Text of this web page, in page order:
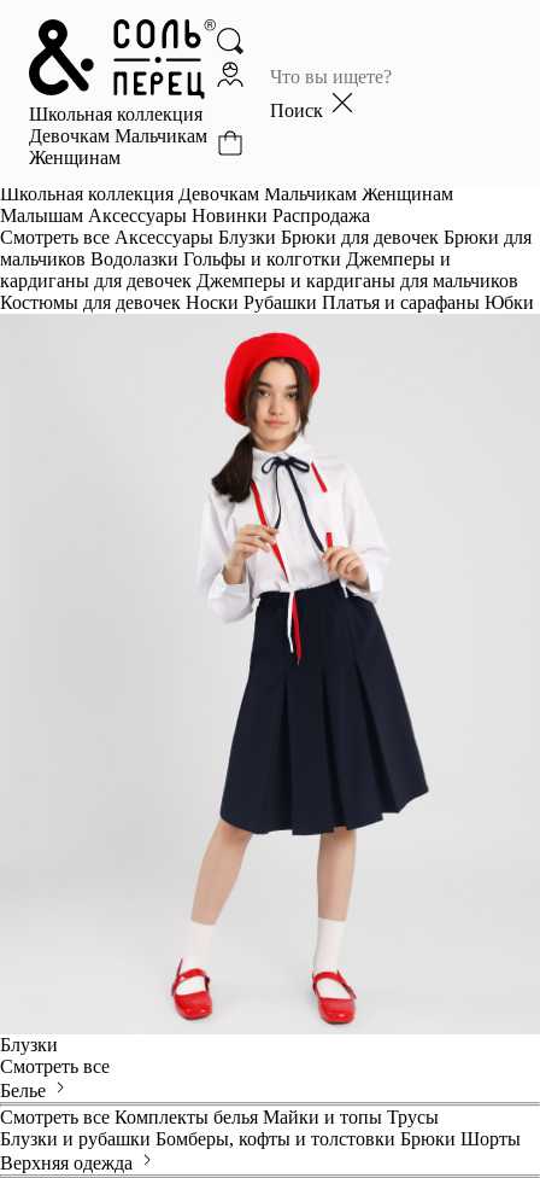
Школьная коллекция
Девочкам Мальчикам
Женщинам
Поиск
Главная
Каталог
Избранное
Школьная коллекция Девочкам Мальчикам Женщинам
Малышам Аксессуары Новинки Распродажа
Смотреть все Аксессуары Блузки Брюки для девочек Брюки для
мальчиков Водолазки Гольфы и колготки Джемперы и
кардиганы для девочек Джемперы и кардиганы для мальчиков
Костюмы для девочек Носки Рубашки Платья и сарафаны Юбки
Блузки
Смотреть все
Белье
Смотреть все Комплекты белья Майки и топы Трусы
Блузки и рубашки Бомберы, кофты и толстовки Брюки Шорты
Верхняя одежда